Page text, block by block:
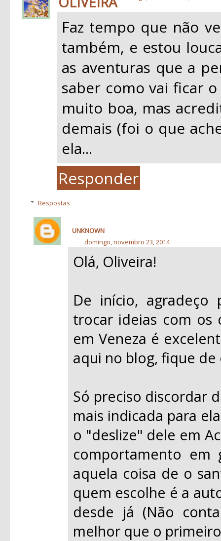
Faz tempo que não
também, e estou
as aventuras que a
saber como vai ficar
muito boa, mas
demais (foi o que
ela...
Responder
Respostas
UNKNOWN
domingo, novembro 23, 2014
Olá, Oliveira!
De início,
trocar ideias com os
em Veneza é
aqui no blog, fique de
Só preciso discordar
mais indicada para
o "deslize" dele em
comportamento em
aquela coisa de o
quem escolhe é a
desde já (Não
melhor que o